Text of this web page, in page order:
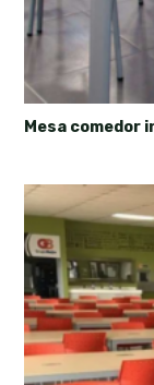
Mesa comedor